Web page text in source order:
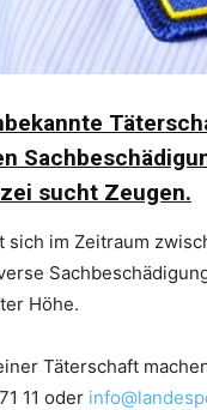
sucht Zeugen.
sich im Zeitraum
Höhe.
Täterschaft
11 oder